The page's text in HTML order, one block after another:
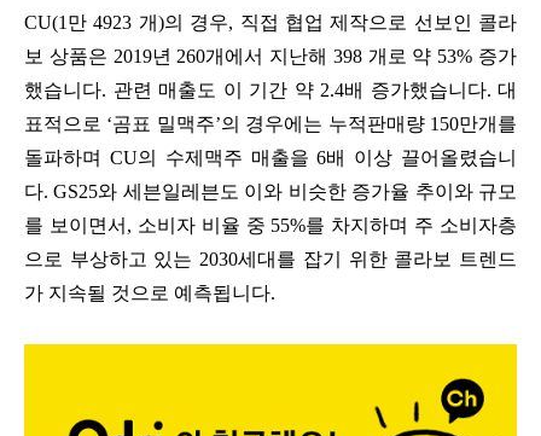
CU(1만 4923 개)의 경우, 직접 협업 제작으로 선보인 콜라
보 상품은 2019년 260개에서 지난해 398 개로 약 53% 증가
했습니다. 관련 매출도 이 기간 약 2.4배 증가했습니다. 대
표적으로 ‘곰표 밀맥주’의 경우에는 누적판매량 150만개를
돌파하며 CU의 수제맥주 매출을 6배 이상 끌어올렸습니
다. GS25와 세븐일레븐도 이와 비슷한 증가율 추이와 규모
를 보이면서, 소비자 비율 중 55%를 차지하며 주 소비자층
으로 부상하고 있는 2030세대를 잡기 위한 콜라보 트렌드
가 지속될 것으로 예측됩니다.